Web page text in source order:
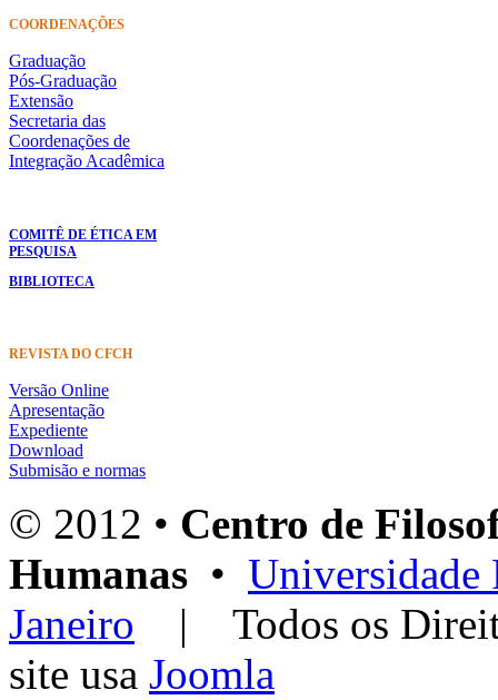
COORDENAÇÕES
Graduação
Pós-Graduação
Extensão
Secretaria das
Coordenações de
Integração Acadêmica
COMITÊ DE ÉTICA EM
PESQUISA
BIBLIOTECA
REVISTA DO CFCH
Versão Online
Apresentação
Expediente
Download
Submisão e normas
© 2012 • Centro de
Humanas • Universidade
Janeiro | Todos os
site usa Joomla